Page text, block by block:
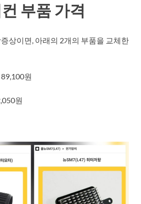
부품 가격
상이면, 아래의 2개의 부품을 교체한
원
원